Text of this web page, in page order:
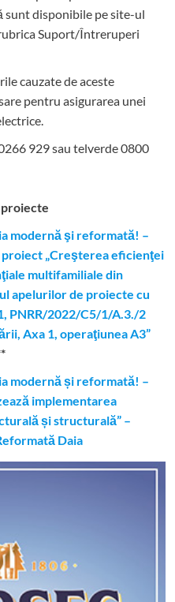
sunt disponibile pe site-ul
Suport/Întreruperi
cauzate de aceste
pentru asigurarea unei
929 sau telverde 0800
modernă şi reformată! –
„Creşterea eficienţei
multifamiliale din
apelurilor de proiecte cu
PNRR/2022/C5/1/A.3./2
Axa 1, operaţiunea A3”
modernă și reformată! –
implementarea
și structurală” –
Daia